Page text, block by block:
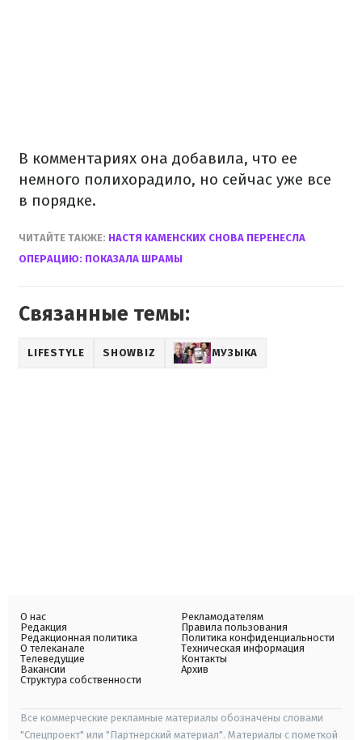
В комментариях она добавила, что ее
немного полихорадило, но сейчас уже все
в порядке.
ЧИТАЙТЕ ТАКЖЕ: НАСТЯ КАМЕНСКИХ СНОВА ПЕРЕНЕСЛА
ОПЕРАЦИЮ: ПОКАЗАЛА ШРАМЫ
Связанные темы:
LIFESTYLE SHOWBIZ МУЗЫКА
О нас
Редакция
Редакционная политика
О телеканале
Телеведущие
Вакансии
Структура собственности
Рекламодателям
Правила пользования
Политика конфиденциальности
Техническая информация
Контакты
Архив
Все коммерческие рекламные материалы обозначены словами
"Спецпроект" или "Партнерский материал". Материалы с пометкой